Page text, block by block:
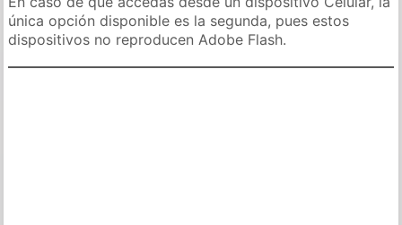
única opción disponible es la segunda, pues estos
dispositivos no reproducen Adobe Flash.